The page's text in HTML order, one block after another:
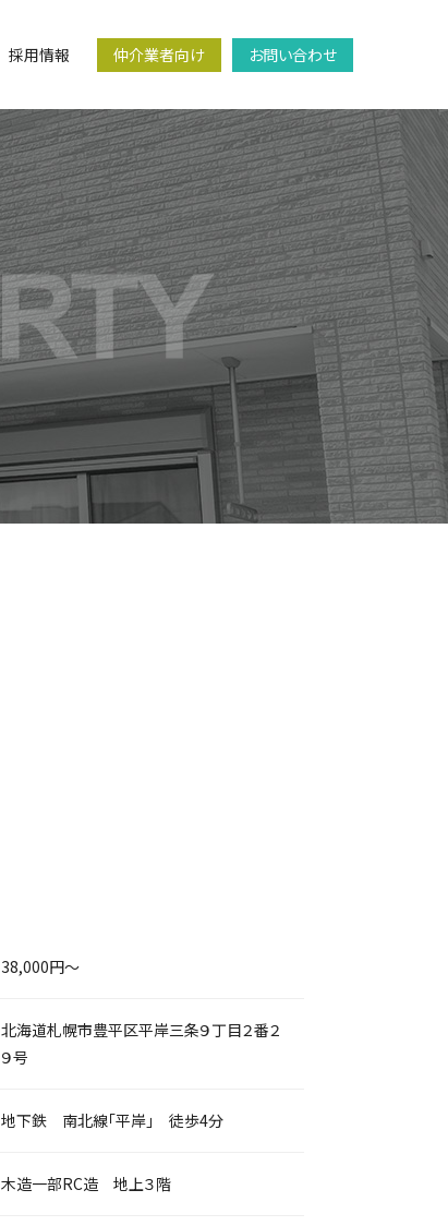
採用情報 仲介業者向け お問い合わせ
38,000円～
北海道札幌市豊平区平岸三条９丁目２番２
９号
地下鉄 南北線「平岸」 徒歩4分
木造一部RC造 地上３階